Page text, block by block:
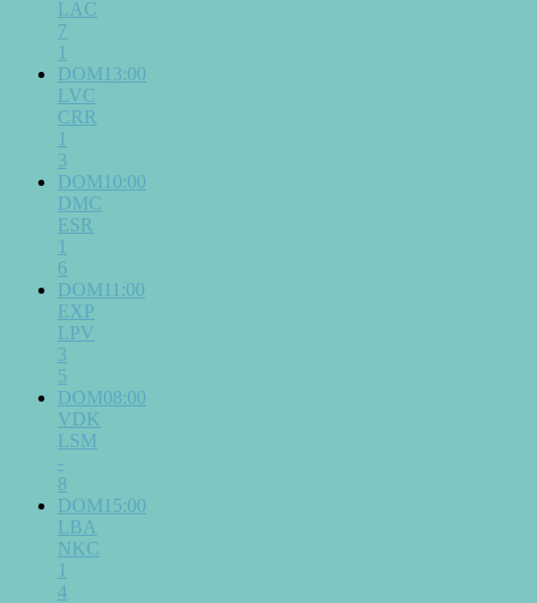
LAC
7
1
DOM13:00
LVC
CRR
1
3
DOM10:00
DMC
ESR
1
6
DOM11:00
EXP
LPV
3
5
DOM08:00
VDK
LSM
-
8
DOM15:00
LBA
NKC
1
4